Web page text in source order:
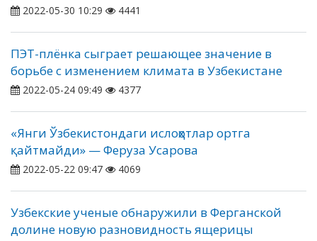
2022-05-30 10:29 4441
ПЭТ-плёнка сыграет решающее значение в
борьбе с изменением климата в Узбекистане
2022-05-24 09:49 4377
«Янги Ўзбекистондаги ислоҳотлар ортга
қайтмайди» — Феруза Усарова
2022-05-22 09:47 4069
Узбекские ученые обнаружили в Ферганской
долине новую разновидность ящерицы